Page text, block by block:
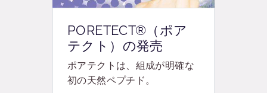
PORETECT®（ポア
テクト）の発売
ポアテクト は、組成が明確な
初の天然ペプチド。